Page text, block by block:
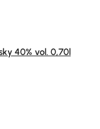
5 Sternen
40% vol. 0,70l